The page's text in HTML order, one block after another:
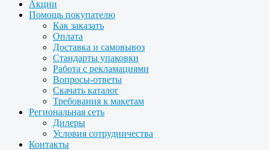
Акции
Помощь покупателю
Как заказать
Оплата
Доставка и самовывоз
Стандарты упаковки
Работа с рекламациями
Вопросы-ответы
Скачать каталог
Требования к макетам
Региональная сеть
Дилеры
Условия сотрудничества
Контакты